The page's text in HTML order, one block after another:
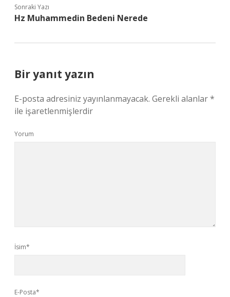
Sonraki Yazı
Hz Muhammedin Bedeni Nerede
Bir yanıt yazın
E-posta adresiniz yayınlanmayacak. Gerekli alanlar*
ile işaretlenmişlerdir
Yorum
İsim*
E-Posta*